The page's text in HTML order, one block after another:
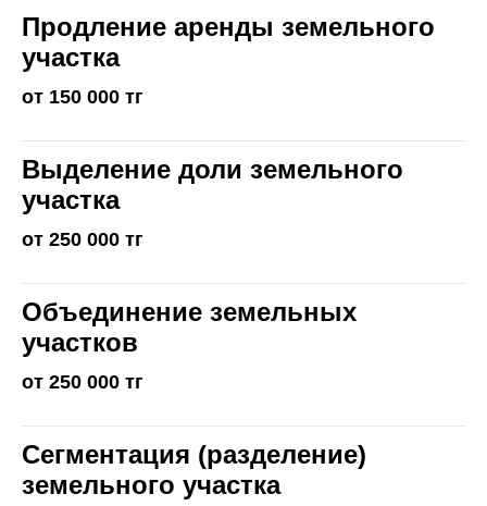
Продление аренды земельного
участка
от 150 000 тг
Выделение доли земельного
участка
от 250 000 тг
Объединение земельных
участков
от 250 000 тг
Сегментация (разделение)
земельного участка